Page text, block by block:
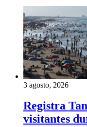
3 agosto, 2026
Registra
visitantes